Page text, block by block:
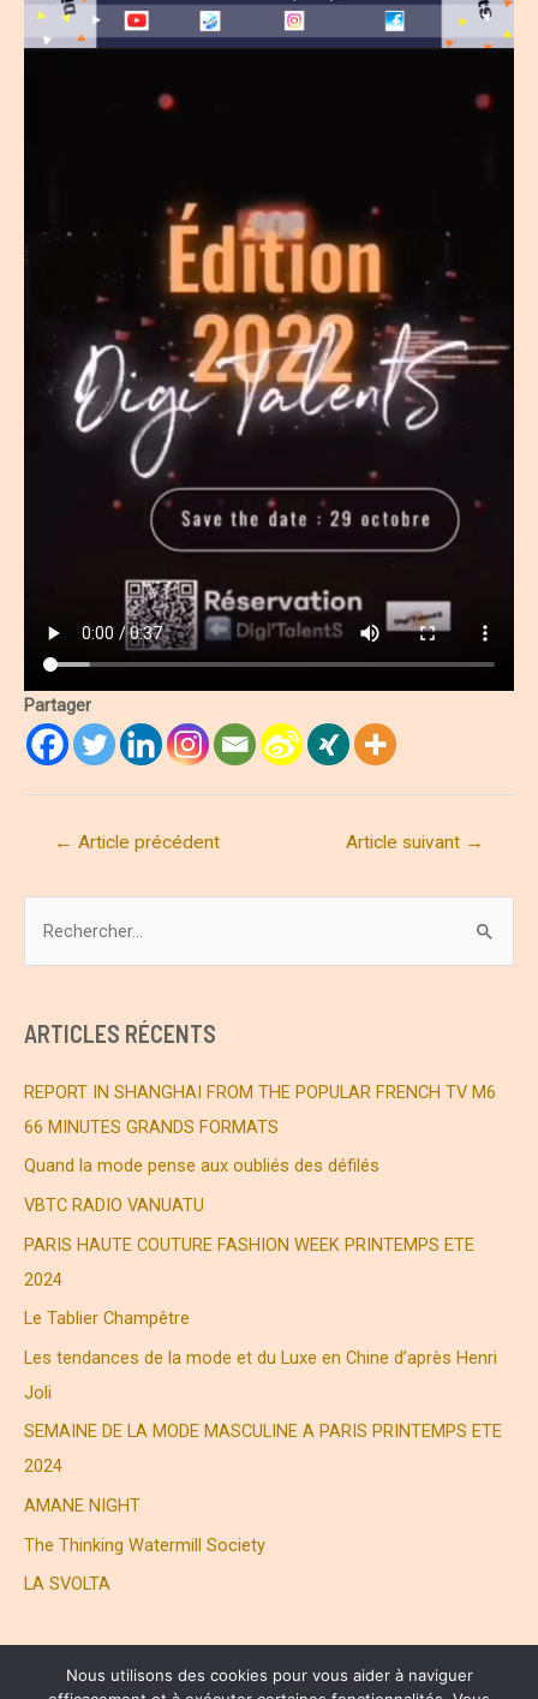
Partager
Navigation
l’article
← Article précédent Article suivant →
r
c
h
ARTICLES RÉCENTS
REPORT IN SHANGHAI FROM THE POPULAR FRENCH TV M6
66 MINUTES GRANDS FORMATS
Quand la mode pense aux oubliés des défilés
VBTC RADIO VANUATU
PARIS HAUTE COUTURE FASHION WEEK PRINTEMPS ETE
2024
Le Tablier Champêtre
Les tendances de la mode et du Luxe en Chine d’après Henri
Joli
SEMAINE DE LA MODE MASCULINE A PARIS PRINTEMPS ETE
2024
AMANE NIGHT
The Thinking Watermill Society
LA SVOLTA
Nous utilisons des cookies pour vous aider à naviguer